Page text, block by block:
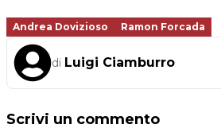
Andrea Dovizioso Ramon Forcada
di Luigi Ciamburro
Scrivi un commento